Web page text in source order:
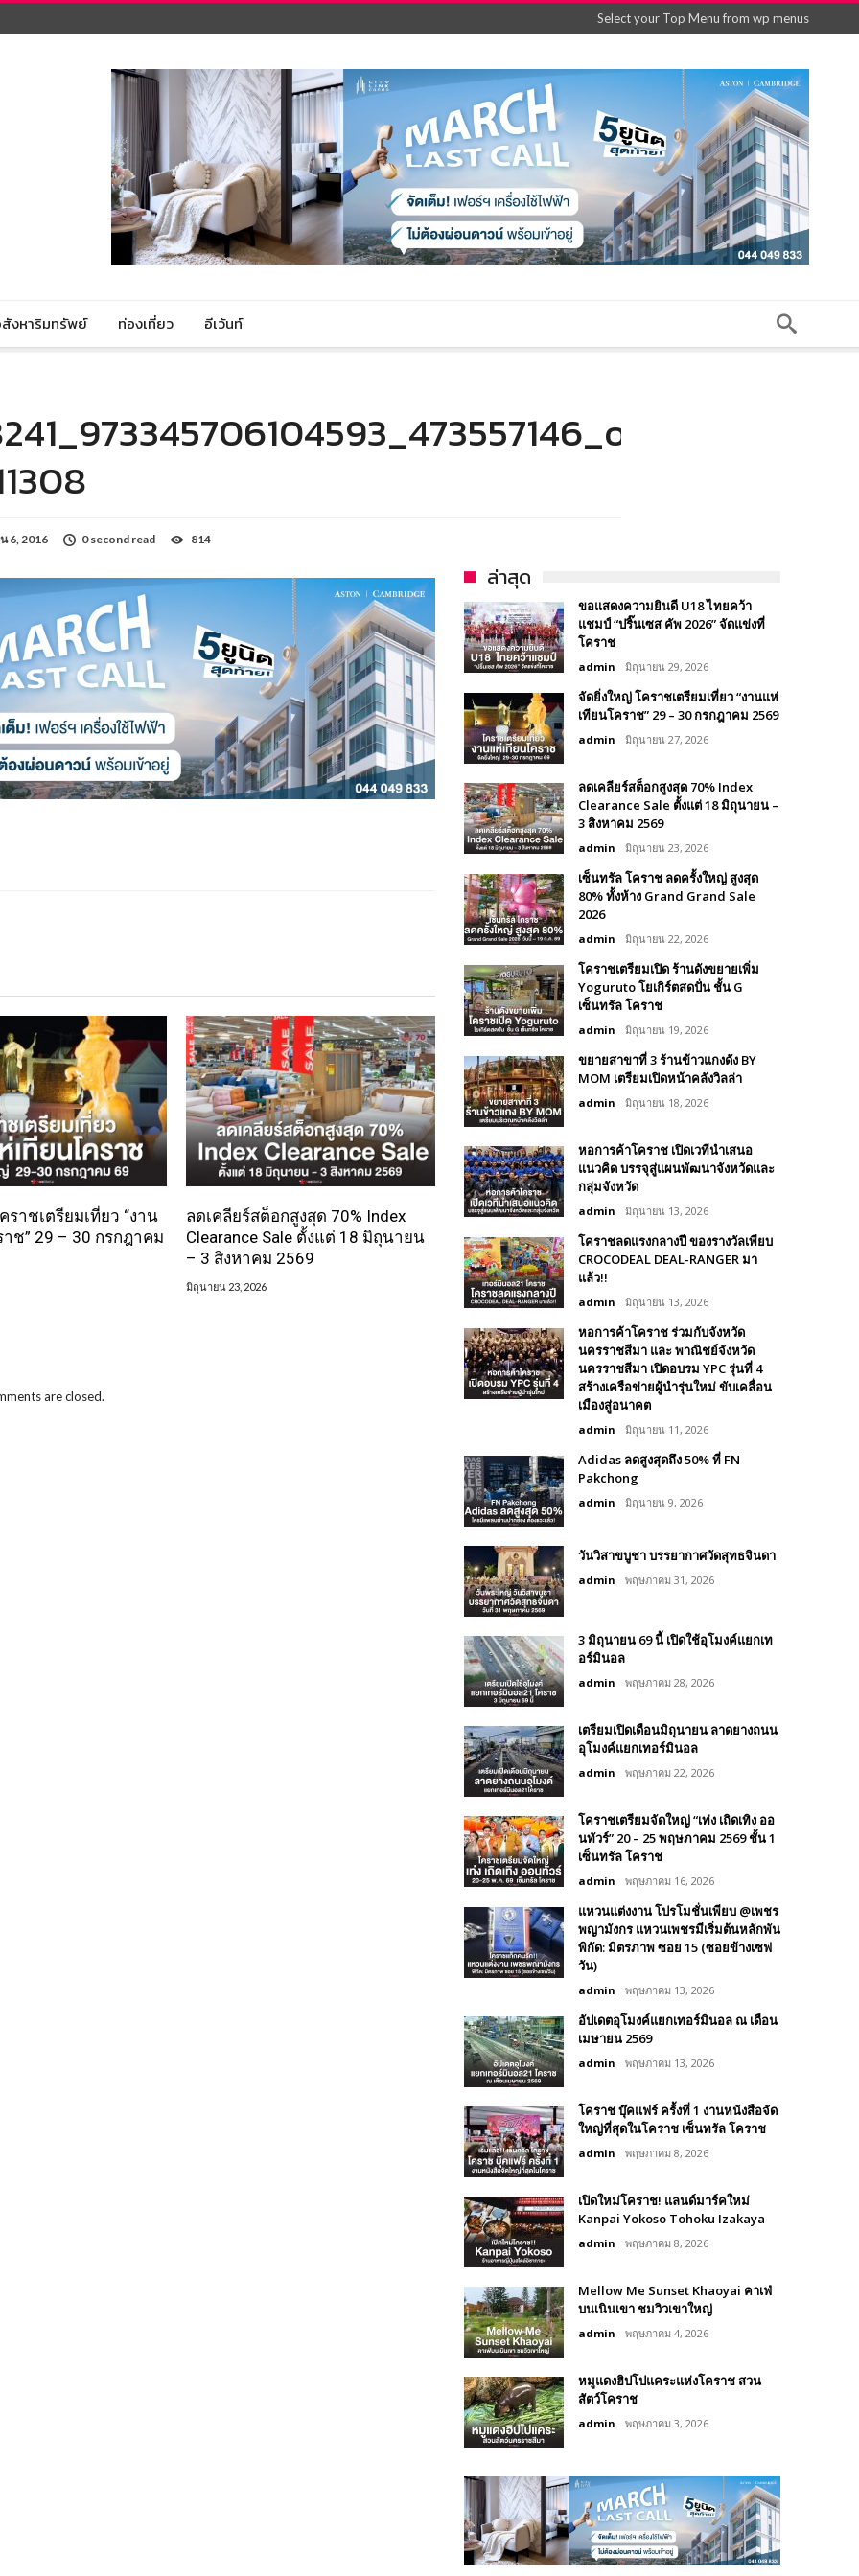
Select your Top Menu from wp menus
งหาริมทรัพย์ ท่องเที่ยว อีเว้นท์
6, 2016 0 second read 814
ราชเตรียมเที่ยว “งาน
ช” 29 – 30 กรกฎาคม
ลดเคลียร์สต็อกสูงสุด 70% Index
Clearance Sale ตั้งแต่ 18 มิถุนายน
– 3 สิงหาคม 2569
มิถุนายน 23, 2026
are closed.
ล่าสุด
ขอแสดงความยินดี U18 ไทยคว้า
แชมป์ “ปริ๊นเซส คัพ 2026” จัดแข่งที่
โคราช
admin มิถุนายน 29, 2026
จัดยิ่งใหญ่ โคราชเตรียมเที่ยว “งานแห่
เทียนโคราช” 29 – 30 กรกฎาคม 2569
admin มิถุนายน 27, 2026
ลดเคลียร์สต็อกสูงสุด 70% Index
Clearance Sale ตั้งแต่ 18 มิถุนายน –
3 สิงหาคม 2569
admin มิถุนายน 23, 2026
เซ็นทรัล โคราช ลดครั้งใหญ่ สูงสุด
80% ทั้งห้าง Grand Grand Sale
2026
admin มิถุนายน 22, 2026
โคราชเตรียมเปิด ร้านดังขยายเพิ่ม
Yoguruto โยเกิร์ตสดปั่น ชั้น G
เซ็นทรัล โคราช
admin มิถุนายน 19, 2026
ขยายสาขาที่ 3 ร้านข้าวแกงดัง BY
MOM เตรียมเปิดหน้าคลังวิลล่า
admin มิถุนายน 18, 2026
หอการค้าโคราช เปิดเวทีนำเสนอ
แนวคิด บรรจุสู่แผนพัฒนาจังหวัดและ
กลุ่มจังหวัด
admin มิถุนายน 13, 2026
โคราชลดแรงกลางปี ของรางวัลเพียบ
CROCODEAL DEAL-RANGER มา
แล้ว!!
admin มิถุนายน 13, 2026
หอการค้าโคราช ร่วมกับจังหวัด
นครราชสีมา และ พาณิชย์จังหวัด
นครราชสีมา เปิดอบรม YPC รุ่นที่ 4
สร้างเครือข่ายผู้นำรุ่นใหม่ ขับเคลื่อน
เมืองสู่อนาคต
admin มิถุนายน 11, 2026
Adidas ลดสูงสุดถึง 50% ที่ FN
Pakchong
admin มิถุนายน 9, 2026
วันวิสาขบูชา บรรยากาศวัดสุทธจินดา
admin พฤษภาคม 31, 2026
3 มิถุนายน 69 นี้ เปิดใช้อุโมงค์แยกเท
อร์มินอล
admin พฤษภาคม 28, 2026
เตรียมเปิดเดือนมิถุนายน ลาดยางถนน
อุโมงค์แยกเทอร์มินอล
admin พฤษภาคม 22, 2026
โคราชเตรียมจัดใหญ่ “เท่ง เถิดเทิง ออ
นทัวร์” 20 – 25 พฤษภาคม 2569 ชั้น 1
เซ็นทรัล โคราช
admin พฤษภาคม 16, 2026
แหวนแต่งงาน โปรโมชั่นเพียบ @เพชร
พญามังกร แหวนเพชรมีเริ่มต้นหลักพัน
พิกัด: มิตรภาพ ซอย 15 (ซอยข้างเซฟ
วัน)
admin พฤษภาคม 13, 2026
อัปเดตอุโมงค์แยกเทอร์มินอล ณ เดือน
เมษายน 2569
admin พฤษภาคม 13, 2026
โคราช บุ๊คแฟร์​ ครั้งที่​ 1 งานหนังสือจัด
ใหญ่ที่สุดในโคราช เซ็นทรัล โคราช
admin พฤษภาคม 8, 2026
เปิดใหม่โคราช! แลนด์มาร์คใหม่
Kanpai Yokoso Tohoku Izakaya
admin พฤษภาคม 8, 2026
Mellow Me Sunset Khaoyai คาเฟ่
บนเนินเขา ชมวิวเขาใหญ่
admin พฤษภาคม 4, 2026
หมูแดงฮิปโปแคระแห่งโคราช สวน
สัตว์โคราช
admin พฤษภาคม 3, 2026